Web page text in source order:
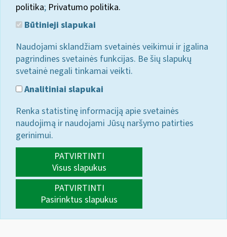
politika; Privatumo politika.
Būtinieji slapukai
Naudojami sklandžiam svetainės veikimui ir įgalina
pagrindines svetainės funkcijas. Be šių slapukų
svetainė negali tinkamai veikti.
Analitiniai slapukai
Renka statistinę informaciją apie svetainės
naudojimą ir naudojami Jūsų naršymo patirties
gerinimui.
PATVIRTINTI
Visus slapukus
PATVIRTINTI
Pasirinktus slapukus